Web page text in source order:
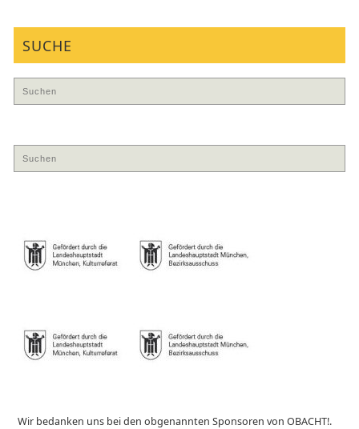
SUCHE
Wir bedanken uns bei den obgenannten Sponsoren von OBACHT!.